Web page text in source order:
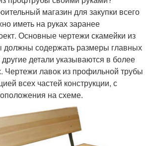
магазин для закупки всего
иметь на руках заранее
Основные чертежи скамейки из
должны содержать размеры главных
детали указываются в более
Чертежи лавок из профильной трубы
всех частей конструкции, с
на схеме.